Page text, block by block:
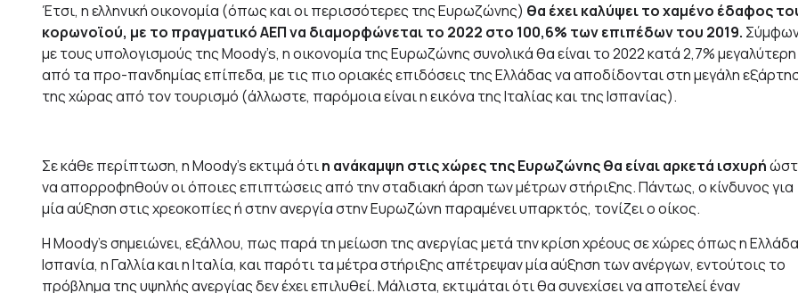
Έτσι, η ελληνική οικονομία (όπως και οι περισσότερες της Ευρωζώνης) θα έχει καλύψει το χαμένο έδαφος
κορωνοϊού, με το πραγματικό ΑΕΠ να διαμορφώνεται το 2022 στο 100,6% των επιπέδων του 2019.
με τους υπολογισμούς της Moody’s, η οικονομία της Ευρωζώνης συνολικά θα είναι το 2022 κατά 2,7% μεγαλύτερη
από τα προ-πανδημίας επίπεδα, με τις πιο οριακές επιδόσεις της Ελλάδας να αποδίδονται στη μεγάλη
της χώρας από τον τουρισμό (άλλωστε, παρόμοια είναι η εικόνα της Ιταλίας και της Ισπανίας).
Σε κάθε περίπτωση, η Moody’s εκτιμά ότιη ανάκαμψη στις χώρες της Ευρωζώνης θα είναι αρκετά ισχυρή
να απορροφηθούν οι όποιες επιπτώσεις από την σταδιακή άρση των μέτρων στήριξης. Πάντως, ο κίνδυνος για
μία αύξηση στις χρεοκοπίες ή στην ανεργία στην Ευρωζώνη παραμένει υπαρκτός, τονίζει ο οίκος.
Η Moody’s σημειώνει, εξάλλου, πως παρά τη μείωση της ανεργίας μετά την κρίση χρέους σε χώρες όπως η
Ισπανία, η Γαλλία και η Ιταλία, και παρότι τα μέτρα στήριξης απέτρεψαν μία αύξηση των ανέργων, εντούτοις το
πρόβλημα της υψηλής ανεργίας δεν έχει επιλυθεί. Μάλιστα, εκτιμάται ότι θα συνεχίσει να αποτελεί έναν